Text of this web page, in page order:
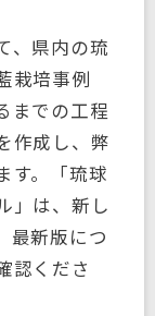
、県内の琉
栽培事例
までの工程
作成し、弊
す。「琉球
」は、新し
最新版につ
認くださ